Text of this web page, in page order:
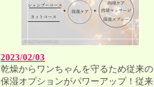
2023/02/03
乾燥からワンちゃんを守るため従来の
保湿オプションがパワーアップ！従来